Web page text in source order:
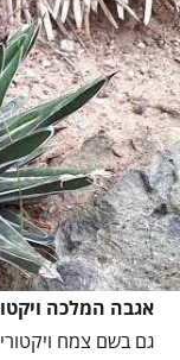
אגבה המלכה
גם בשם צמח